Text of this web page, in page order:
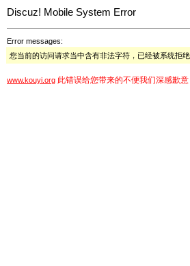
Discuz! Mobile System Error
Error messages:
您当前的访问请求当中含有非法字符，已经被系统拒绝
www.kouyi.org 此错误给您带来的不便我们深感歉意